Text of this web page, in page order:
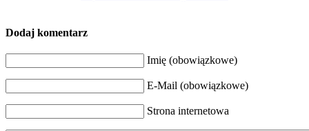
Dodaj komentarz
Imię (obowiązkowe)
E-Mail (obowiązkowe)
Strona internetowa